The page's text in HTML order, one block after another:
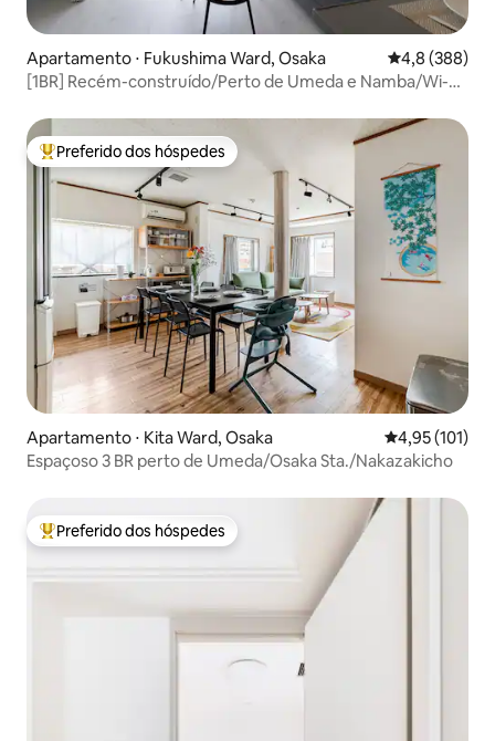
Apartamento ⋅ Fukushima Ward, Osaka 4,8 de uma
4,8 (388)
[1BR] Recém-construído/Perto de Umeda e Namba/Wi-Fi
Entre os melhores preferidos dos hóspedes
Preferido dos hóspedes
Apartamento ⋅ Kita Ward, Osaka 4,95 de uma
4,95 (101)
Espaçoso 3 BR perto de Umeda/Osaka Sta./Nakazakicho
Entre os melhores preferidos dos hóspedes
Preferido dos hóspedes